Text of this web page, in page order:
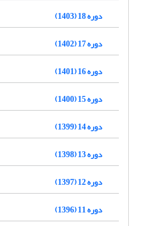
دوره 18 (1403)
دوره 17 (1402)
دوره 16 (1401)
دوره 15 (1400)
دوره 14 (1399)
دوره 13 (1398)
دوره 12 (1397)
دوره 11 (1396)